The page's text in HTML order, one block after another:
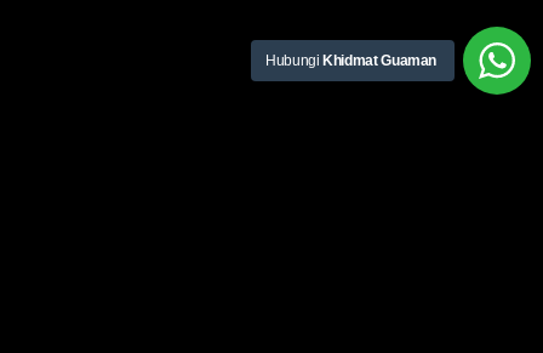
Hubungi Khidmat Guaman